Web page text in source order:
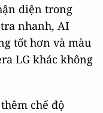
diện trong
nhanh, AI
tốt hơn và màu
LG khác không
chế độ